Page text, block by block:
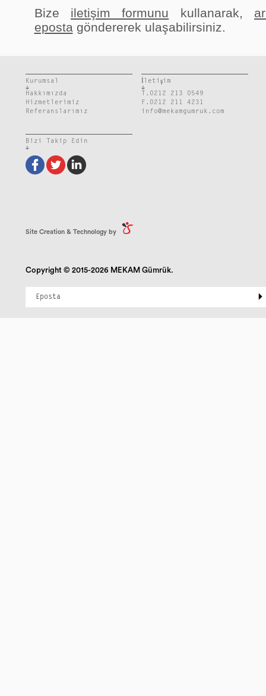
Bize iletişim formunu kullanarak,
epostagöndererek ulaşabilirsiniz.
Kurumsal
Hakkımızda
Hizmetlerimiz
Referanslarımız
İletişim
T. 0212 213 0549
F.0212 211 4231
info@mekamgumruk.com
Bizi Takip Edin
Site Creation & Technology by
Copyright © 2015-2026 MEKAM Gümrük.